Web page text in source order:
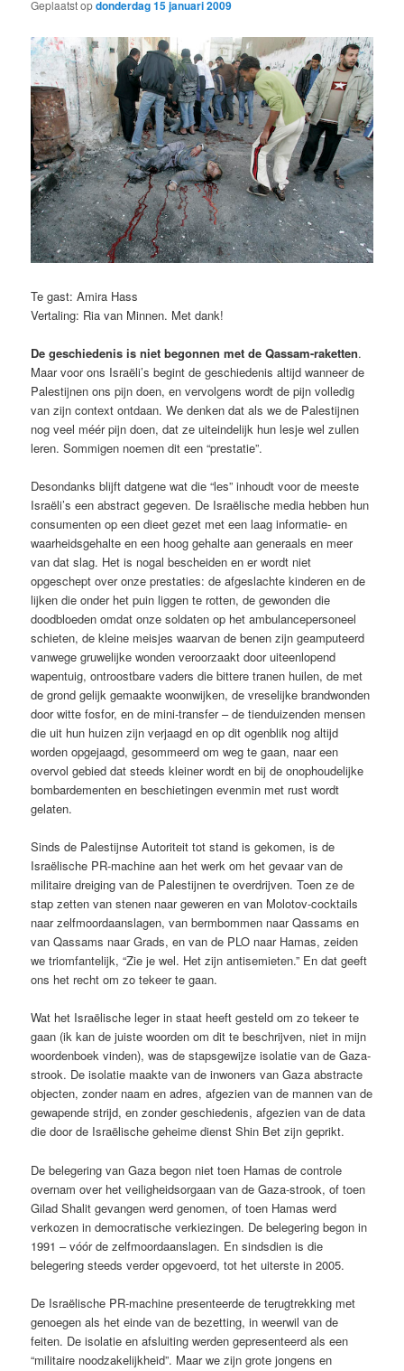
Geplaatst opdonderdag 15 januari 2009
Te gast: Amira Hass
Vertaling: Ria van Minnen. Met dank!
De geschiedenis is niet begonnen met de Qassam-raketten.
Maar voor ons Israëli’s begint de geschiedenis altijd wanneer de
Palestijnen ons pijn doen, en vervolgens wordt de pijn volledig
van zijn context ontdaan. We denken dat als we de Palestijnen
nog veel méér pijn doen, dat ze uiteindelijk hun lesje wel zullen
leren. Sommigen noemen dit een “prestatie”.
Desondanks blijft datgene wat die “les” inhoudt voor de meeste
Israëli’s een abstract gegeven. De Israëlische media hebben hun
consumenten op een dieet gezet met een laag informatie- en
waarheidsgehalte en een hoog gehalte aan generaals en meer
van dat slag. Het is nogal bescheiden en er wordt niet
opgeschept over onze prestaties: de afgeslachte kinderen en de
lijken die onder het puin liggen te rotten, de gewonden die
doodbloeden omdat onze soldaten op het ambulancepersoneel
schieten, de kleine meisjes waarvan de benen zijn geamputeerd
vanwege gruwelijke wonden veroorzaakt door uiteenlopend
wapentuig, ontroostbare vaders die bittere tranen huilen, de met
de grond gelijk gemaakte woonwijken, de vreselijke brandwonden
door witte fosfor, en de mini-transfer – de tienduizenden mensen
die uit hun huizen zijn verjaagd en op dit ogenblik nog altijd
worden opgejaagd, gesommeerd om weg te gaan, naar een
overvol gebied dat steeds kleiner wordt en bij de onophoudelijke
bombardementen en beschietingen evenmin met rust wordt
gelaten.
Sinds de Palestijnse Autoriteit tot stand is gekomen, is de
Israëlische PR-machine aan het werk om het gevaar van de
militaire dreiging van de Palestijnen te overdrijven. Toen ze de
stap zetten van stenen naar geweren en van Molotov-cocktails
naar zelfmoordaanslagen, van bermbommen naar Qassams en
van Qassams naar Grads, en van de PLO naar Hamas, zeiden
we triomfantelijk, “Zie je wel. Het zijn antisemieten.” En dat geeft
ons het recht om zo tekeer te gaan.
Wat het Israëlische leger in staat heeft gesteld om zo tekeer te
gaan (ik kan de juiste woorden om dit te beschrijven, niet in mijn
woordenboek vinden), was de stapsgewijze isolatie van de Gaza-
strook. De isolatie maakte van de inwoners van Gaza abstracte
objecten, zonder naam en adres, afgezien van de mannen van de
gewapende strijd, en zonder geschiedenis, afgezien van de data
die door de Israëlische geheime dienst Shin Bet zijn geprikt.
De belegering van Gaza begon niet toen Hamas de controle
overnam over het veiligheidsorgaan van de Gaza-strook, of toen
Gilad Shalit gevangen werd genomen, of toen Hamas werd
verkozen in democratische verkiezingen. De belegering begon in
1991 – vóór de zelfmoordaanslagen. En sindsdien is die
belegering steeds verder opgevoerd, tot het uiterste in 2005.
De Israëlische PR-machine presenteerde de terugtrekking met
genoegen als het einde van de bezetting, in weerwil van de
feiten. De isolatie en afsluiting werden gepresenteerd als een
“militaire noodzakelijkheid”. Maar we zijn grote jongens en